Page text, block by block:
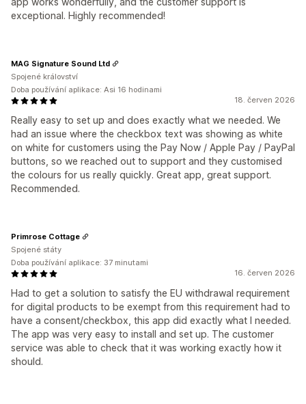
exceptional. Highly recommended!
18. červen 2026
Really easy to set up and does exactly what we needed. We
had an issue where the checkbox text was showing as white
on white for customers using the Pay Now / Apple Pay / PayPal
buttons, so we reached out to support and they customised
the colours for us really quickly. Great app, great support.
Recommended.
MAG Signature Sound Ltd
Spojené království
Doba používání aplikace: Asi 16 hodinami
16. červen 2026
Had to get a solution to satisfy the EU withdrawal requirement
for digital products to be exempt from this requirement had to
have a consent/checkbox, this app did exactly what I needed.
The app was very easy to install and set up. The customer
service was able to check that it was working exactly how it
should.
Primrose Cottage
Spojené státy
Doba používání aplikace: 37 minutami